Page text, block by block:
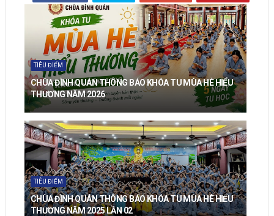
TIÊU ĐIỂM
CHÙA ĐÌNH QUÁN THÔNG BÁO KHÓA TU MÙA HÈ HIỂU
THƯƠNG NĂM 2026
TIÊU ĐIỂM
CHÙA ĐÌNH QUÁN THÔNG BÁO KHÓA TU MÙA HÈ HIỂU
THƯƠNG NĂM 2025 LẦN 02